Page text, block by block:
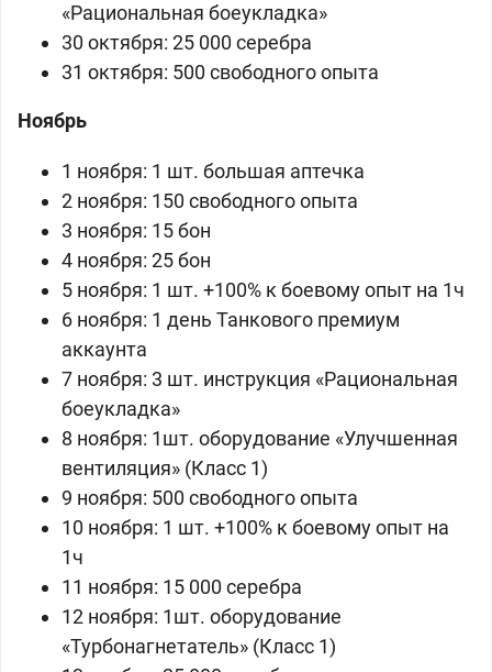
«Рациональная боеукладка»
30 октября: 25 000 серебра
31 октября: 500 свободного опыта
Ноябрь
1 ноября: 1 шт. большая аптечка
2 ноября: 150 свободного опыта
3 ноября: 15 бон
4 ноября: 25 бон
5 ноября: 1 шт. +100% к боевому опыт на 1ч
6 ноября: 1 день Танкового премиум
аккаунта
7 ноября: 3 шт. инструкция «Рациональная
боеукладка»
8 ноября: 1шт. оборудование «Улучшенная
вентиляция» (Класс 1)
9 ноября: 500 свободного опыта
10 ноября: 1 шт. +100% к боевому опыт на
1ч
11 ноября: 15 000 серебра
12 ноября: 1шт. оборудование
«Турбонагнетатель» (Класс 1)